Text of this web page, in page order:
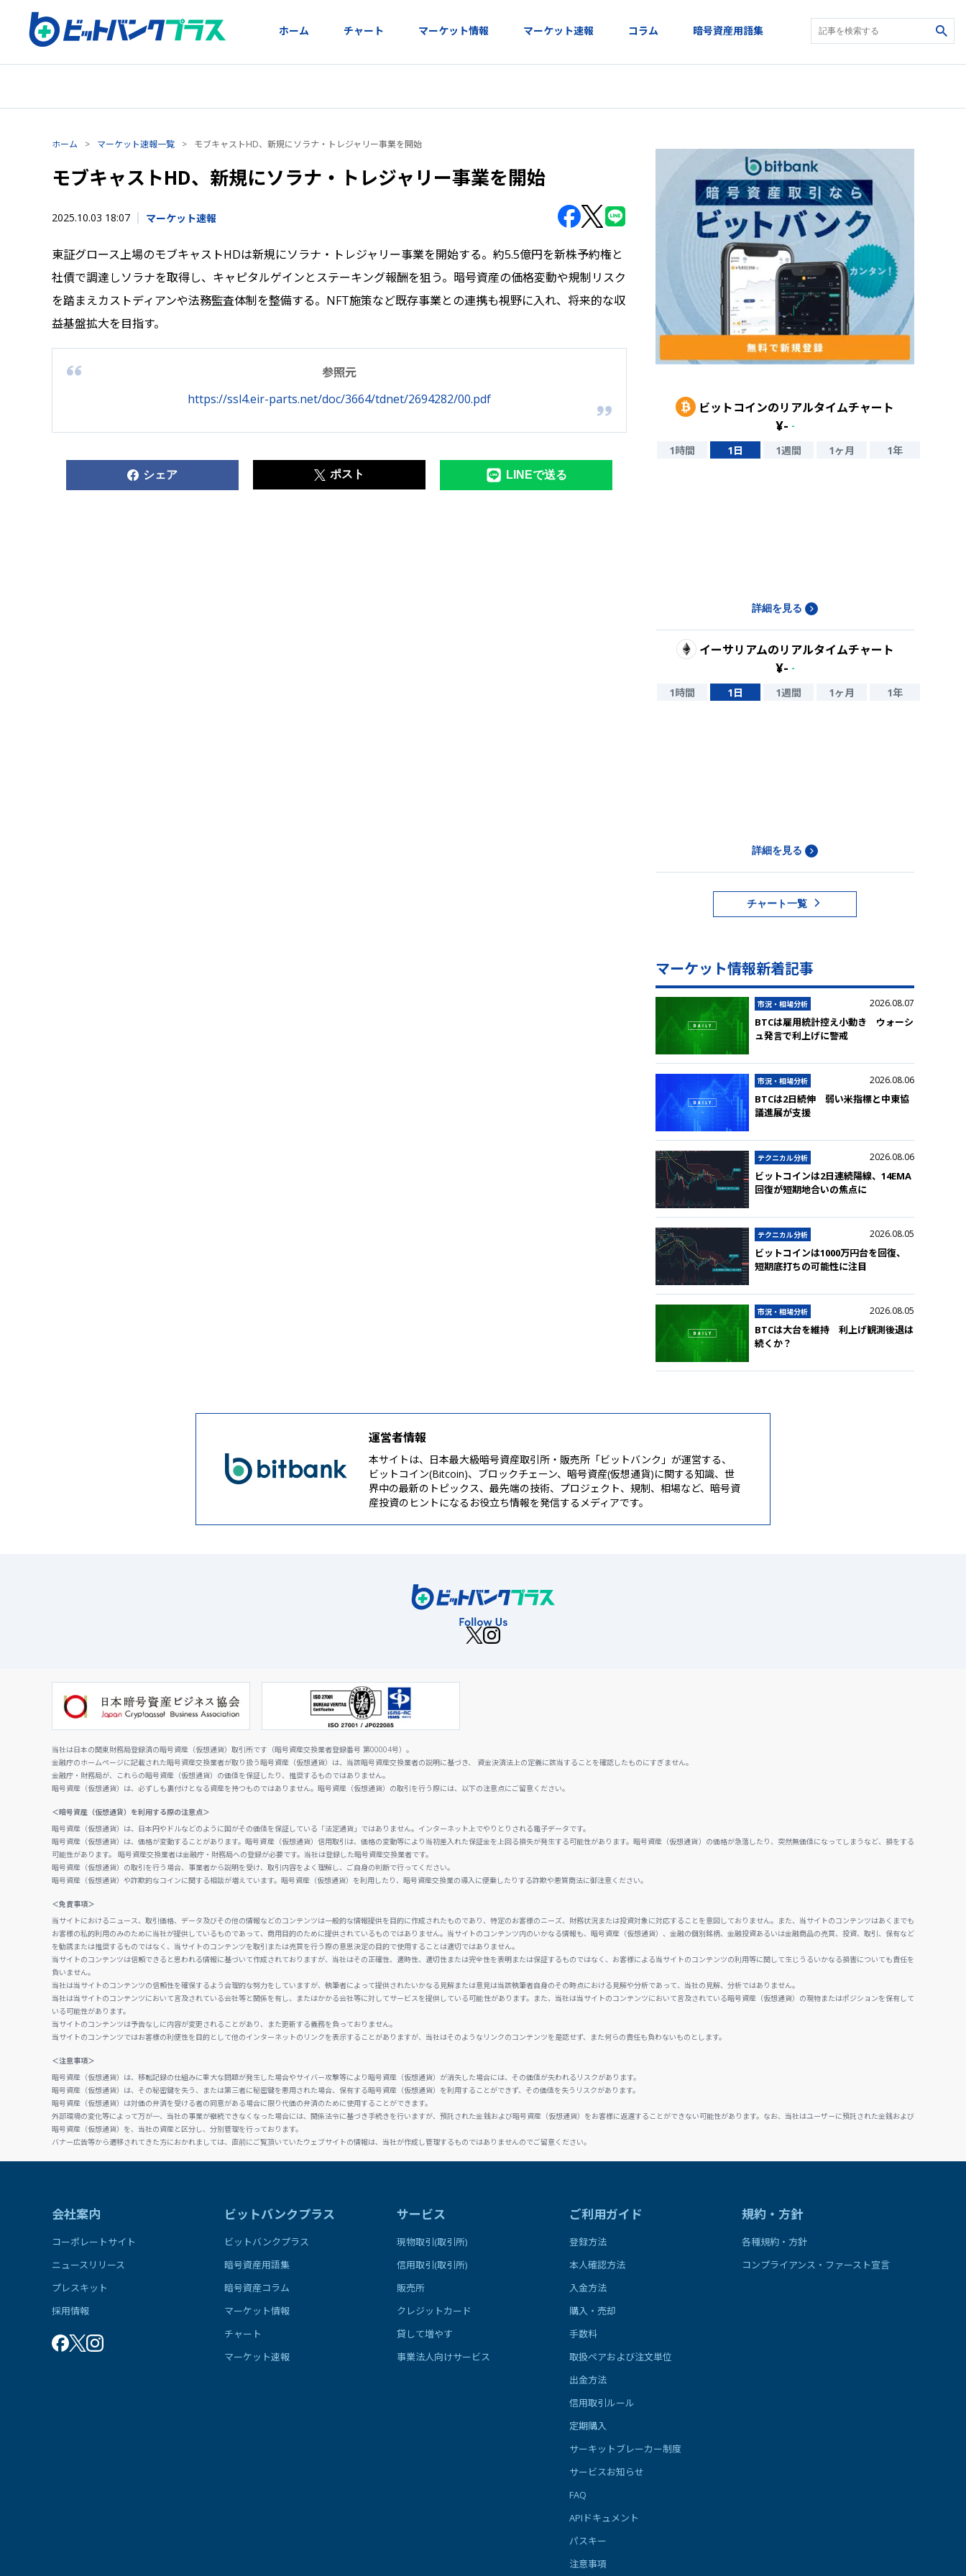
ホーム チャート マーケット情報 マーケット速報 コラム 暗号資産用語集
ホーム > マーケット速報一覧 > モブキャストHD、新規にソラナ・トレジャリー事業を開始
モブキャストHD、新規にソラナ・トレジャリー事業を開始
2025.10.03 18:07 マーケット速報
東証グロース上場のモブキャストHDは新規にソラナ・トレジャリー事業を開始する。約5.5億円を新株予約権と
社債で調達しソラナを取得し、キャピタルゲインとステーキング報酬を狙う。暗号資産の価格変動や規制リスク
を踏まえカストディアンや法務監査体制を整備する。NFT施策など既存事業との連携も視野に入れ、将来的な収
益基盤拡大を目指す。
参照元
https://ssl4.eir-parts.net/doc/3664/tdnet/2694282/00.pdf
シェア ポスト LINEで送る
ビットコインのリアルタイムチャート
¥- -
1時間 1日 1週間 1ヶ月 1年
詳細を見る
イーサリアムのリアルタイムチャート
¥- -
1時間 1日 1週間 1ヶ月 1年
詳細を見る
チャート一覧
マーケット情報新着記事
市況・相場分析 2026.08.07
BTCは雇用統計控え小動き ウォーシ
ュ発言で利上げに警戒
市況・相場分析 2026.08.06
BTCは2日続伸 弱い米指標と中東協
議進展が支援
テクニカル分析 2026.08.06
ビットコインは2日連続陽線、14EMA
回復が短期地合いの焦点に
テクニカル分析 2026.08.05
ビットコインは1000万円台を回復、
短期底打ちの可能性に注目
市況・相場分析 2026.08.05
BTCは大台を維持 利上げ観測後退は
続くか？
運営者情報
本サイトは、日本最大級暗号資産取引所・販売所「ビットバンク」が運営する、
ビットコイン(Bitcoin)、ブロックチェーン、暗号資産(仮想通貨)に関する知識、世
界中の最新のトピックス、最先端の技術、プロジェクト、規制、相場など、暗号資
産投資のヒントになるお役立ち情報を発信するメディアです。
当社は日本の関東財務局登録済の暗号資産（仮想通貨）取引所です（暗号資産交換業者登録番号 第00004号）。
金融庁のホームページに記載された暗号資産交換業者が取り扱う暗号資産（仮想通貨）は、当該暗号資産交換業者の説明に基づき、 資金決済法上の定義に該当することを確認したものにすぎません。
金融庁・財務局が、これらの暗号資産（仮想通貨）の価値を保証したり、推奨するものではありません。
暗号資産（仮想通貨）は、必ずしも裏付けとなる資産を持つものではありません。暗号資産（仮想通貨）の取引を行う際には、以下の注意点にご留意ください。
＜暗号資産（仮想通貨）を利用する際の注意点＞
暗号資産（仮想通貨）は、日本円やドルなどのように国がその価値を保証している「法定通貨」ではありません。インターネット上でやりとりされる電子データです。
暗号資産（仮想通貨）は、価格が変動することがあります。暗号資産（仮想通貨）信用取引は、価格の変動等により当初差入れた保証金を上回る損失が発生する可能性があります。暗号資産（仮想通貨）の価格が急落したり、突然無価値になってしまうなど、損をする
可能性があります。 暗号資産交換業者は金融庁・財務局への登録が必要です。当社は登録した暗号資産交換業者です。
暗号資産（仮想通貨）の取引を行う場合、事業者から説明を受け、取引内容をよく理解し、ご自身の判断で行ってください。
暗号資産（仮想通貨）や詐欺的なコインに関する相談が増えています。暗号資産（仮想通貨）を利用したり、暗号資産交換業の導入に便乗したりする詐欺や悪質商法に御注意ください。
＜免責事項＞
当サイトにおけるニュース、取引価格、データ及びその他の情報などのコンテンツは一般的な情報提供を目的に作成されたものであり、特定のお客様のニーズ、財務状況または投資対象に対応することを意図しておりません。また、当サイトのコンテンツはあくまでも
お客様の私的利用のみのために当社が提供しているものであって、商用目的のために提供されているものではありません。当サイトのコンテンツ内のいかなる情報も、暗号資産（仮想通貨）、金融の個別銘柄、金融投資あるいは金融商品の売買、投資、取引、保有など
を勧誘または推奨するものではなく、当サイトのコンテンツを取引または売買を行う際の意思決定の目的で使用することは適切ではありません。
当サイトのコンテンツは信頼できると思われる情報に基づいて作成されておりますが、当社はその正確性、適時性、適切性または完全性を表明または保証するものではなく、お客様による当サイトのコンテンツの利用等に関して生じうるいかなる損害についても責任を
負いません。
当社は当サイトのコンテンツの信頼性を確保するよう合理的な努力をしていますが、執筆者によって提供されたいかなる見解または意見は当該執筆者自身のその時点における見解や分析であって、当社の見解、分析ではありません。
当社は当サイトのコンテンツにおいて言及されている会社等と関係を有し、またはかかる会社等に対してサービスを提供している可能性があります。また、当社は当サイトのコンテンツにおいて言及されている暗号資産（仮想通貨）の現物またはポジションを保有して
いる可能性があります。
当サイトのコンテンツは予告なしに内容が変更されることがあり、また更新する義務を負っておりません。
当サイトのコンテンツではお客様の利便性を目的として他のインターネットのリンクを表示することがありますが、当社はそのようなリンクのコンテンツを是認せず、また何らの責任も負わないものとします。
＜注意事項＞
暗号資産（仮想通貨）は、移転記録の仕組みに重大な問題が発生した場合やサイバー攻撃等により暗号資産（仮想通貨）が消失した場合には、その価値が失われるリスクがあります。
暗号資産（仮想通貨）は、その秘密鍵を失う、または第三者に秘密鍵を悪用された場合、保有する暗号資産（仮想通貨）を利用することができず、その価値を失うリスクがあります。
暗号資産（仮想通貨）は対価の弁済を受ける者の同意がある場合に限り代価の弁済のために使用することができます。
外部環境の変化等によって万が一、当社の事業が継続できなくなった場合には、関係法令に基づき手続きを行いますが、預託された金銭および暗号資産（仮想通貨）をお客様に返還することができない可能性があります。なお、当社はユーザーに預託された金銭および
暗号資産（仮想通貨）を、当社の資産と区分し、分別管理を行っております。
バナー広告等から遷移されてきた方におかれましては、直前にご覧頂いていたウェブサイトの情報は、当社が作成し管理するものではありませんのでご留意ください。
会社案内
コーポレートサイト
ニュースリリース
プレスキット
採用情報
ビットバンクプラス
ビットバンクプラス
暗号資産用語集
暗号資産コラム
マーケット情報
チャート
マーケット速報
サービス
現物取引(取引所)
信用取引(取引所)
販売所
クレジットカード
貸して増やす
事業法人向けサービス
ご利用ガイド
登録方法
本人確認方法
入金方法
購入・売却
手数料
取扱ペアおよび注文単位
出金方法
信用取引ルール
定期購入
サーキットブレーカー制度
サービスお知らせ
FAQ
APIドキュメント
パスキー
注意事項
規約・方針
各種規約・方針
コンプライアンス・ファースト宣言